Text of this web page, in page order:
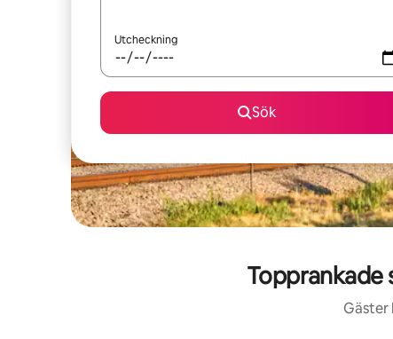
Utcheckning
Sök
Topprankade
Gäster